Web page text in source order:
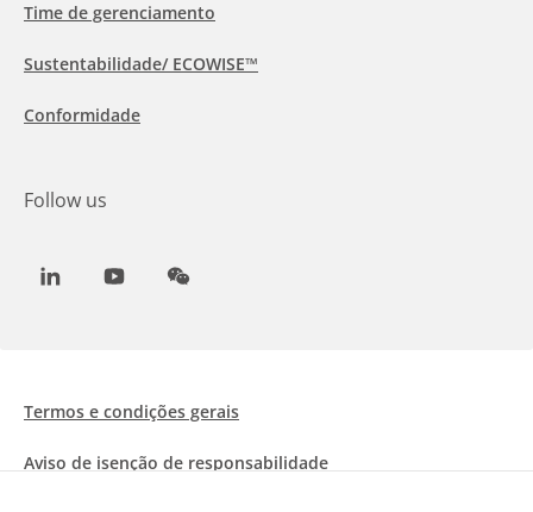
Time de gerenciamento
Sustentabilidade/ ECOWISE™
Conformidade
Follow us
LinkedInYoutubeWeChat
Termos e condições gerais
Aviso de isenção de responsabilidade